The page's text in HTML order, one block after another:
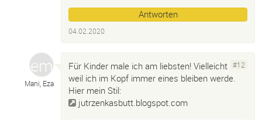
Antworten
04.02.2020
Mani, Eza
#12
Für Kinder male ich am liebsten! Vielleicht
weil ich im Kopf immer eines bleiben werde.
Hier mein Stil:
jutrzenkasbutt.blogspot.com